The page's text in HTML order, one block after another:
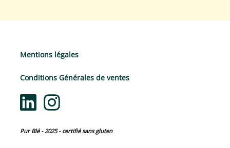
Mentions légales
Conditions Générales de ventes
Pur Blé - 2025 - certifié sans gluten